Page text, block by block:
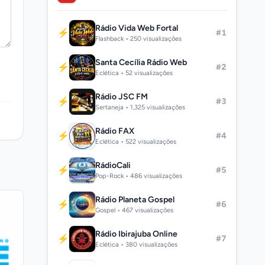
⚡ Rádio Vida Web Fortal
Flashback • 250 visualizações
#1
⚡ Santa Cecília Rádio Web
Eclética • 52 visualizações
#2
⚡ Rádio JSC FM
Sertaneja • 1,325 visualizações
#3
⚡ Rádio FAX
Eclética • 522 visualizações
#4
⚡ RádioCali
Pop-Rock • 486 visualizações
#5
⚡ Rádio Planeta Gospel
Gospel • 467 visualizações
#6
⚡ Rádio Ibirajuba Online
Eclética • 380 visualizações
#7